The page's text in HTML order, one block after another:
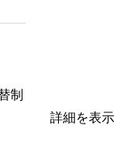
制
詳細を表示